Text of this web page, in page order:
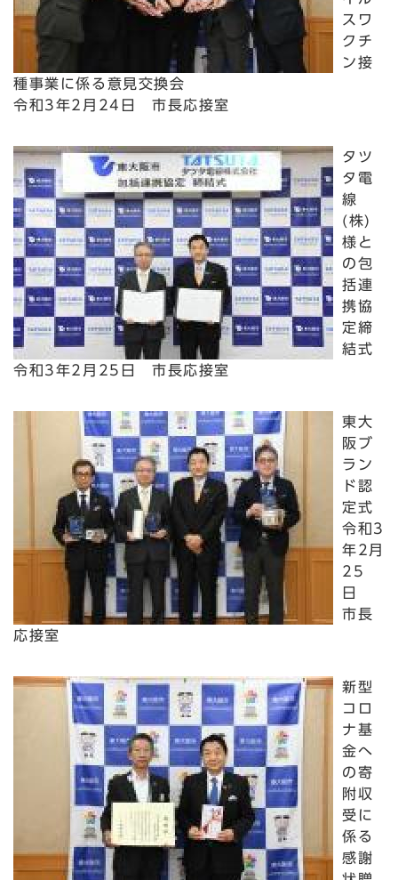
スワ
クチ
ン接
種事業に係る意見交換会
令和3年2月24日 市長応接室
タツ
タ電
線
(株)
様と
の包
括連
携協
定締
結式
令和3年2月25日 市長応接室
東大
阪ブ
ラン
ド認
定式
令和3
年2月
25
日
市長
応接室
新型
コロ
ナ基
金へ
の寄
附収
受に
係る
感謝